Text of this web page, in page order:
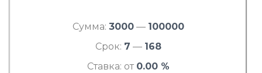
Сумма: 3000— 100000
Срок: 7 — 168
Ставка: от 0.00 %